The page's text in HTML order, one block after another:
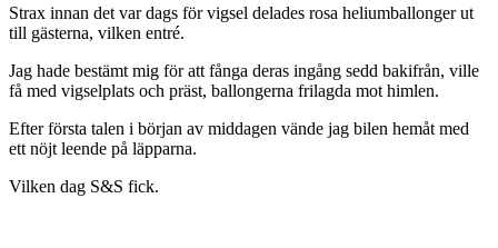
Strax innan det var dags för vigsel delades rosa heliumballonger ut
till gästerna, vilken entré.
Jag hade bestämt mig för att fånga deras ingång sedd bakifrån, ville
få med vigselplats och präst, ballongerna frilagda mot himlen.
Efter första talen i början av middagen vände jag bilen hemåt med
ett nöjt leende på läpparna.
Vilken dag S&S fick.